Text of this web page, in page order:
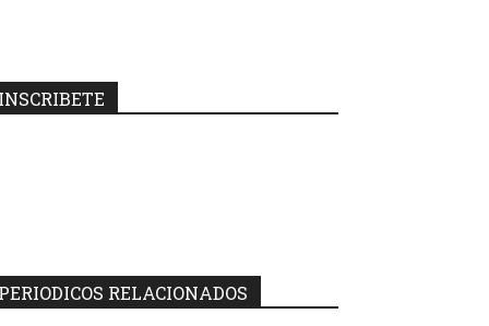
INSCRIBETE
PERIODICOS RELACIONADOS